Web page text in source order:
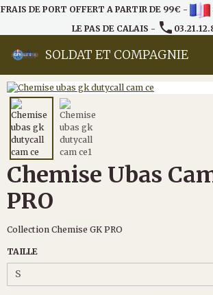
FRAIS DE PORT OFFERT A PARTIR DE 99€ -
LE PAS DE CALAIS -
SOLDAT ET COMPAGNIE
Chemise Ubas
PRO
Collection Chemise GK PRO
TAILLE